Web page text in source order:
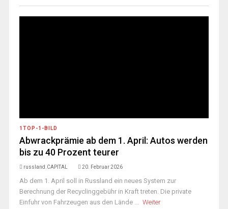
1TOP-1-BILD
Abwrackprämie ab dem 1. April: Autos werden
bis zu 40 Prozent teurer
russland.CAPITAL 20. Februar 2026
Ab dem 1. April soll in Russland ein neues System zur
Berechnung der Recyclinggebühr in Kraft treten. Die private
Einfuhr von Fahrzeugen aus den Lände ... Weiter